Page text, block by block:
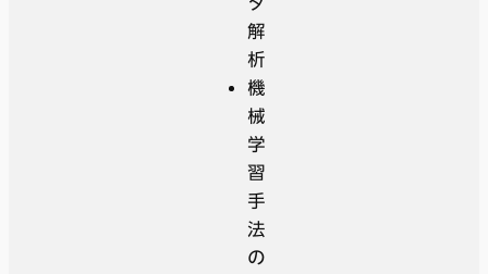
解
析
機
械
学
習
手
法
の